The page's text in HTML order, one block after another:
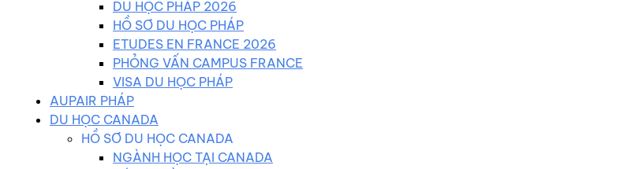
DU HỌC PHÁP 2026
HỒ SƠ DU HỌC PHÁP
ETUDES EN FRANCE 2026
PHỎNG VẤN CAMPUS FRANCE
VISA DU HỌC PHÁP
AUPAIR PHÁP
DU HỌC CANADA
HỒ SƠ DU HỌC CANADA
NGÀNH HỌC TẠI CANADA